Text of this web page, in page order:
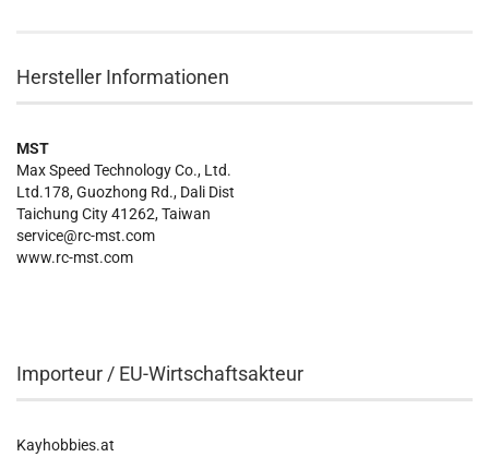
Hersteller Informationen
MST
Max Speed Technology Co., Ltd.
Ltd.178, Guozhong Rd., Dali Dist
Taichung City 41262, Taiwan
service@rc-mst.com
www.rc-mst.com
Importeur / EU-Wirtschaftsakteur
Kayhobbies.at